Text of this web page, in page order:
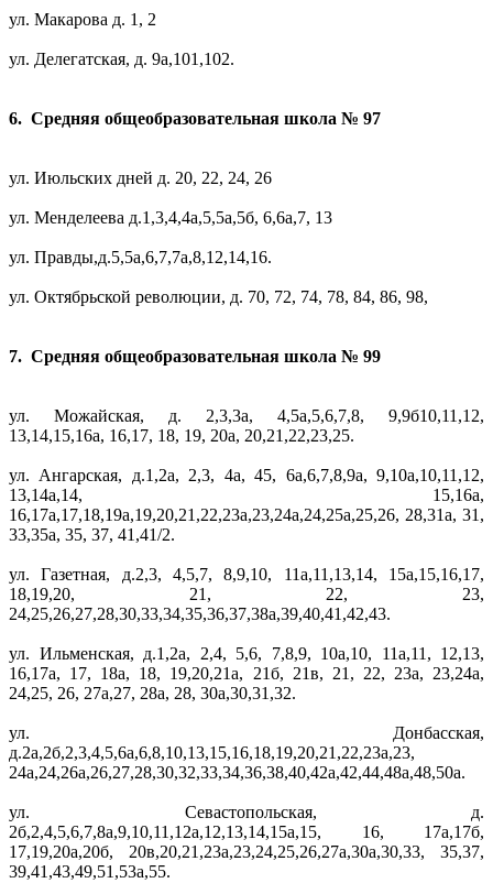
ул. Макарова д. 1, 2
ул. Делегатская, д. 9а,101,102.
6. Средняя общеобразовательная школа № 97
ул. Июльских дней д. 20, 22, 24, 26
ул. Менделеева д.1,3,4,4а,5,5а,5б, 6,6а,7, 13
ул. Правды,д.5,5а,6,7,7а,8,12,14,16.
ул. Октябрьской революции, д. 70, 72, 74, 78, 84, 86, 98,
7. Средняя общеобразовательная школа № 99
ул. Можайская, д. 2,3,3а, 4,5а,5,6,7,8, 9,9б10,11,12,
13,14,15,16а, 16,17, 18, 19, 20а, 20,21,22,23,25.
ул. Ангарская, д.1,2а, 2,3, 4а, 45, 6а,6,7,8,9а, 9,10а,10,11,12,
13,14а,14, 15,16а,
16,17а,17,18,19а,19,20,21,22,23а,23,24а,24,25а,25,26, 28,31а, 31,
33,35а, 35, 37, 41,41/2.
ул. Газетная, д.2,3, 4,5,7, 8,9,10, 11а,11,13,14, 15а,15,16,17,
18,19,20, 21, 22, 23,
24,25,26,27,28,30,33,34,35,36,37,38а,39,40,41,42,43.
ул. Ильменская, д.1,2а, 2,4, 5,6, 7,8,9, 10а,10, 11а,11, 12,13,
16,17а, 17, 18а, 18, 19,20,21а, 21б, 21в, 21, 22, 23а, 23,24а,
24,25, 26, 27а,27, 28а, 28, 30а,30,31,32.
ул. Донбасская,
д.2а,2б,2,3,4,5,6а,6,8,10,13,15,16,18,19,20,21,22,23а,23,
24а,24,26а,26,27,28,30,32,33,34,36,38,40,42а,42,44,48а,48,50а.
ул. Севастопольская, д.
2б,2,4,5,6,7,8а,9,10,11,12а,12,13,14,15а,15, 16, 17а,17б,
17,19,20а,20б, 20в,20,21,23а,23,24,25,26,27а,30а,30,33, 35,37,
39,41,43,49,51,53а,55.